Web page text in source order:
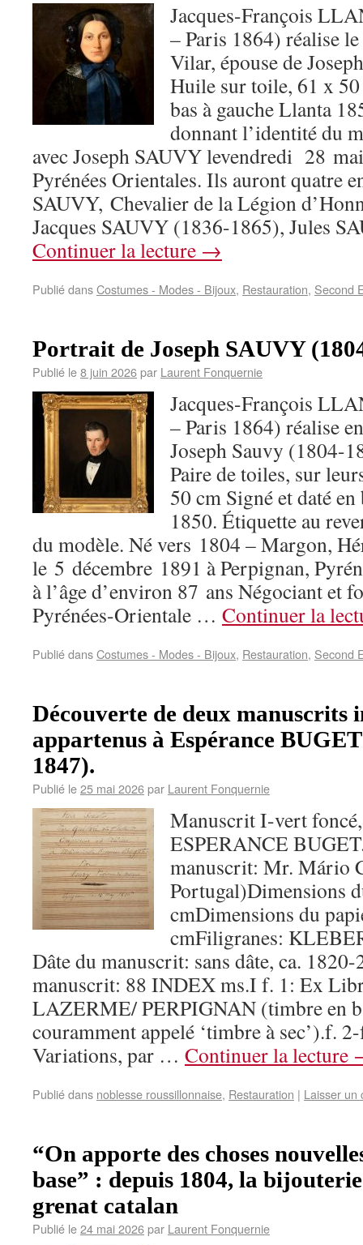
Jacques-François
– Paris 1864) réalise
Vilar, épouse de
Huile sur toile, 61 x 50
bas à gauche Llanta
donnant l’identité du
avec Joseph SAUVY levendredi 28
Pyrénées Orientales. Ils auront quatre
SAUVY, Chevalier de la Légion
Jacques SAUVY (1836-1865), Jules
Continuer la lecture →
Publié dansCostumes - Modes - Bijoux, Restauration, Second
Portrait de Joseph SAUVY
Publié le8 juin 2026par Laurent Fonquernie
Jacques-François
– Paris 1864) réalise
Joseph Sauvy (1804-
Paire de toiles, sur
50 cm Signé et daté
1850. Étiquette au
du modèle. Né vers 1804 – Margon,
le 5 décembre 1891 à Perpignan,
à l’âge d’environ 87 ans Négociant et
Pyrénées-Orientale … Continuer la
Publié dansCostumes - Modes - Bijoux, Restauration, Second
Découverte de deux manuscrits
appartenus à Espérance
1847).
Publié le25 mai 2026par Laurent Fonquernie
Manuscrit I-vert
ESPERANCE
manuscrit: Mr. Mário
Portugal)Dimensions
cmDimensions du
cmFiligranes:
Dâte du manuscrit: sans dâte, ca.
manuscrit: 88 INDEX ms.I f. 1: Ex
LAZERME/ PERPIGNAN (timbre en
couramment appelé ‘timbre à sec’).f.
Variations, par … Continuer la lecture
Publié dans noblesse roussillonnaise, Restauration | Laisser un
“On apporte des choses
base” : depuis 1804, la
grenat catalan
Publié le24 mai 2026par Laurent Fonquernie